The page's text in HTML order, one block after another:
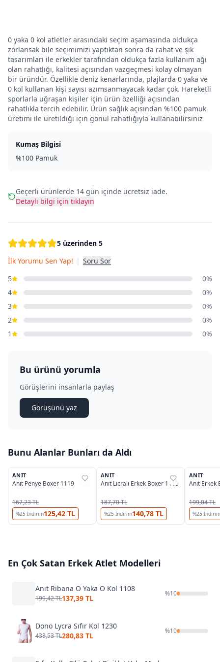
0 yaka 0 kol atletler arasındaki seçim aşamasında oldukça
zorlansak bile seçimimizi yaptıktan sonra da rahat ve şık
tasarımları ile erkekler tarafından oldukça fazla kullanım ağı
olan rahatlığı, kalitesi açısından vazgeçmesi kolay olmayan
bir üründür. Özellikle deniz kenarlarında, plajlarda 0 yaka ve
0 kol kullanan kişi sayısı azımsanmayacak kadar çok. Hareketli
sporlarla uğraşan kişiler için ürün özelliği açısından
rahatlıkla tercih edebilir. Ürün sağlık açısından %100 pamuk
üretimi ile üretildiği için gönül rahatlığıyla kullanabilirsiniz
Kumaş Bilgisi
%100 Pamuk
Geçerli ürünlerde 14 gün içinde ücretsiz iade.
Detaylı bilgi için tıklayın
5 üzerinden 5
İlk Yorumu Sen Yap! | Soru Sor
5
0%
4
0%
3
0%
2
0%
1
0%
Bu ürünü yorumla
Görüşlerini insanlarla paylaş
Görüşünü yaz
Bunu Alanlar Bunları da Aldı
%31
ANIT
Anıt Penye Boxer 1119
167,23 TL
%25 İndirim125,42 TL
%31
ANIT
Anıt Licralı Erkek Boxer 1115
187,70 TL
%25 İndirim140,78 TL
%31
ANIT
Anıt Erkek
199,04 TL
%25 İndirim
En Çok Satan Erkek Atlet Modelleri
Anıt Ribana O Yaka O Kol 1108
199,42 TL137,39 TL
%10
Dono Lycra Sıfır Kol 1230
438,53 TL280,83 TL
%10